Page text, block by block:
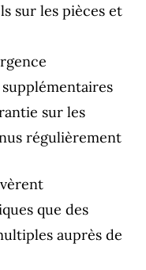
sur les pièces et
sur les
régulièrement
que des
auprès de